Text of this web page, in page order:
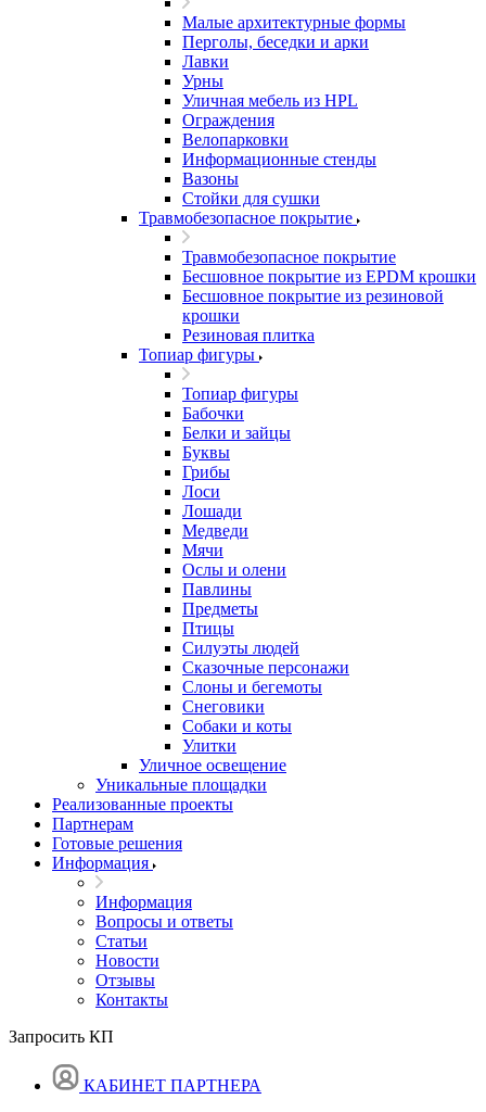
Малые архитектурные формы
Перголы, беседки и арки
Лавки
Урны
Уличная мебель из HPL
Ограждения
Велопарковки
Информационные стенды
Вазоны
Стойки для сушки
Травмобезопасное покрытие
Травмобезопасное покрытие
Бесшовное покрытие из EPDM крошки
Бесшовное покрытие из резиновой
крошки
Резиновая плитка
Топиар фигуры
Топиар фигуры
Бабочки
Белки и зайцы
Буквы
Грибы
Лоси
Лошади
Медведи
Мячи
Ослы и олени
Павлины
Предметы
Птицы
Силуэты людей
Сказочные персонажи
Слоны и бегемоты
Снеговики
Собаки и коты
Улитки
Уличное освещение
Уникальные площадки
Реализованные проекты
Партнерам
Готовые решения
Информация
Информация
Вопросы и ответы
Статьи
Новости
Отзывы
Контакты
Запросить КП
КАБИНЕТ ПАРТНЕРА